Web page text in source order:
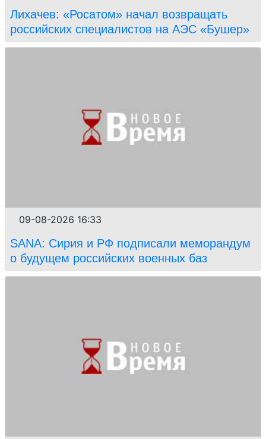
Лихачев: «Росатом» начал возвращать
российских специалистов на АЭС «Бушер»
09-08-2026 16:33
SANA: Сирия и РФ подписали меморандум
о будущем российских военных баз